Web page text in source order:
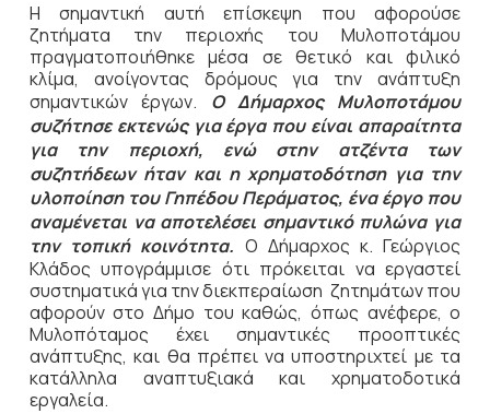
Η σημαντική αυτή επίσκεψη που αφορούσε
ζητήματα την περιοχής του Μυλοποτάμου
πραγματοποιήθηκε μέσα σε θετικό και φιλικό
κλίμα, ανοίγοντας δρόμους για την ανάπτυξη
σημαντικών έργων. Ο Δήμαρχος Μυλοποτάμου
συζήτησε εκτενώς για έργα που είναι απαραίτητα
για την περιοχή, ενώ στην ατζέντα των
συζητήδεων ήταν και η χρηματοδότηση για την
υλοποίηση του Γηπέδου Περάματος, ένα έργο που
αναμένεται να αποτελέσει σημαντικό πυλώνα για
την τοπική κοινότητα. Ο Δήμαρχος κ. Γεώργιος
Κλάδος υπογράμμισε ότι πρόκειται να εργαστεί
συστηματικά για την διεκπεραίωση ζητημάτων που
αφορούν στο Δήμο του καθώς, όπως ανέφερε, ο
Μυλοπόταμος έχει σημαντικές προοπτικές
ανάπτυξης, και θα πρέπει να υποστηριχτεί με τα
κατάλληλα αναπτυξιακά και χρηματοδοτικά
εργαλεία.